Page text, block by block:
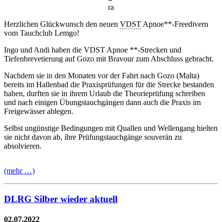
ra
Herzlichen Glückwunsch den neuen VDST Apnoe**-Freedivern
vom Tauchclub Lemgo!
Ingo und Andi haben die VDST Apnoe **-Strecken und
Tiefenbrevetierung auf Gozo mit Bravour zum Abschluss gebracht.
Nachdem sie in den Monaten vor der Fahrt nach Gozo (Malta)
bereits im Hallenbad die Praxisprüfungen für die Strecke bestanden
haben, durften sie in ihrem Urlaub die Theorieprüfung schreiben
und nach einigen Übungstauchgängen dann auch die Praxis im
Freigewässer ablegen.
Selbst ungünstige Bedingungen mit Quallen und Wellengang hielten
sie nicht davon ab, ihre Prüfungstauchgänge souverän zu
absolvieren.
(mehr …)
DLRG Silber wieder aktuell
02.07.2022